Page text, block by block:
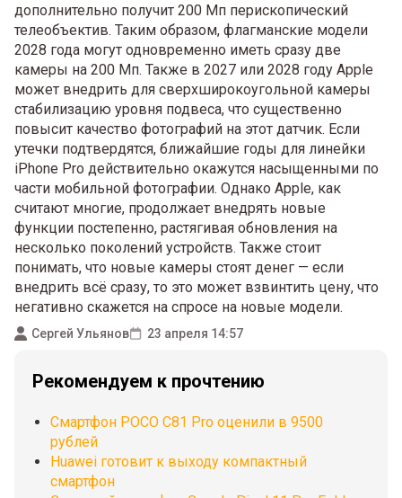
дополнительно получит 200 Мп перископический
телеобъектив. Таким образом, флагманские модели
2028 года могут одновременно иметь сразу две
камеры на 200 Мп. Также в 2027 или 2028 году Apple
может внедрить для сверхширокоугольной камеры
стабилизацию уровня подвеса, что существенно
повысит качество фотографий на этот датчик. Если
утечки подтвердятся, ближайшие годы для линейки
iPhone Pro действительно окажутся насыщенными по
части мобильной фотографии. Однако Apple, как
считают многие, продолжает внедрять новые
функции постепенно, растягивая обновления на
несколько поколений устройств. Также стоит
понимать, что новые камеры стоят денег — если
внедрить всё сразу, то это может взвинтить цену, что
негативно скажется на спросе на новые модели.
Сергей Ульянов 23 апреля 14:57
Рекомендуем к прочтению
Смартфон POCO C81 Pro оценили в 9500
рублей
Huawei готовит к выходу компактный
смартфон